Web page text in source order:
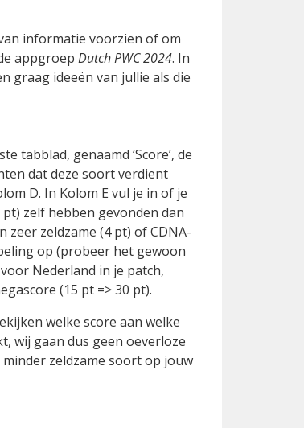
informatie voorzien of om
appgroep Dutch PWC 2024. In
graag ideeën van jullie als die
tabblad, genaamd ‘Score’, de
dat deze soort verdient
D. In Kolom E vul je in of je
zelf hebben gevonden dan
zeldzame (4 pt) of CDNA-
op (probeer het gewoon
Nederland in je patch,
(15 pt => 30 pt).
welke score aan welke
wij gaan dus geen oeverloze
zeldzame soort op jouw